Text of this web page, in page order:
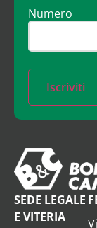
Numero
Iscriviti
SEDE LEGALE
E VITERIA